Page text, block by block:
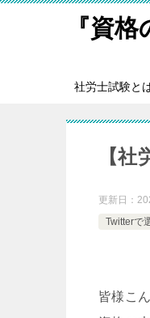
『資
社労士試験と
【
更新日：
Twitterで
皆様こ